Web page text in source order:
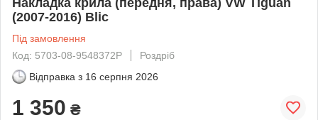
(2007-2016) Blic
Під замовлення
Код: 5703-08-9548372P
Роздріб
Відправка з 16 серпня 2026
1 350 ₴